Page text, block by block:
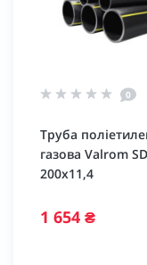
0
Труба
газова Valrom
200х11,4
1 654 ₴